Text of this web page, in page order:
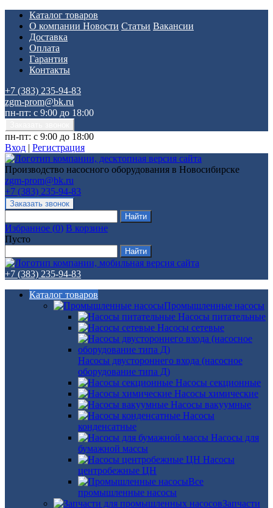
Каталог товаров
О компании Новости Статьи Вакансии
Доставка
Оплата
Гарантия
Контакты
+7 (383) 235-94-83
zgm-prom@bk.ru
пн-пт: с 9:00 до 18:00
пн-пт: с 9:00 до 18:00
Вход | Регистрация
Производство насосного оборудования в Новосибирске
zgm-prom@bk.ru
+7 (383) 235-94-83
Избранное (0) В корзине
Пусто
+7 (383) 235-94-83
Каталог товаров
Промышленные насосы
Насосы питательные
Насосы сетевые
Насосы двустороннего входа (насосное
оборудование типа Д)
Насосы секционные
Насосы химические
Насосы вакуумные
Насосы
конденсатные
Насосы для
бумажной массы
Насосы
центробежные ЦН
Все
промышленные насосы
Запчасти